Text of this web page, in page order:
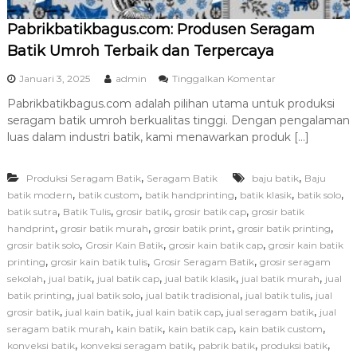
a
t
l
B
e
u
a
i
t
a
Pabrikbatikbagus.com: Produsen Seragam
Batik Umroh Terbaik dan Terpercaya
Januari 3, 2025 admin Tinggalkan Komentarp
d
a
P
r
i
a
t
i
k
b
u
s
Pabrikbatikbagus.com adalah pilihan utama untuk produksi
seragam batik umroh berkualitas tinggi. Dengan pengalaman
luas dalam industri batik, kami menawarkan produk […]
Produksi Seragam Batik, Seragam Batik baju batik, Baju
batik modern, batik custom, batik handprinting, batik klasik, batik solo,
batik sutra, Batik Tulis, grosir batik, grosir batik cap, grosir batik
handprint, grosir batik murah, grosir batik print, grosir batik printing,
grosir batik solo, Grosir Kain Batik, grosir kain batik cap, grosir kain batik
printing, grosir kain batik tulis, Grosir Seragam Batik, grosir seragam
sekolah, jual batik, jual batik cap, jual batik klasik, jual batik murah, jual
batik printing, jual batik solo, jual batik tradisional, jual batik tulis, jual
grosir batik, jual kain batik, jual kain batik cap, jual seragam batik, jual
seragam batik murah, kain batik, kain batik cap, kain batik custom,
konveksi batik, konveksi seragam batik, pabrik batik, produksi batik,